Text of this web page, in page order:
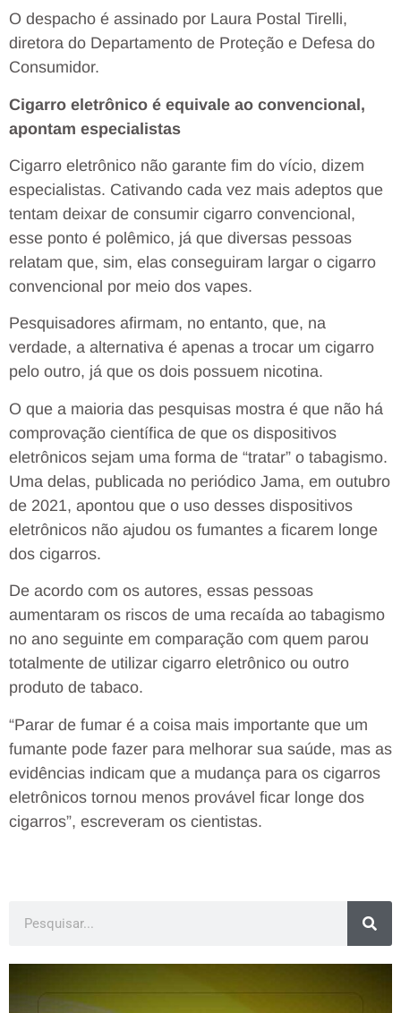
O despacho é assinado por Laura Postal Tirelli,
diretora do Departamento de Proteção e Defesa do
Consumidor.
Cigarro eletrônico é equivale ao convencional,
apontam especialistas
Cigarro eletrônico não garante fim do vício, dizem
especialistas. Cativando cada vez mais adeptos que
tentam deixar de consumir cigarro convencional,
esse ponto é polêmico, já que diversas pessoas
relatam que, sim, elas conseguiram largar o cigarro
convencional por meio dos vapes.
Pesquisadores afirmam, no entanto, que, na
verdade, a alternativa é apenas a trocar um cigarro
pelo outro, já que os dois possuem nicotina.
O que a maioria das pesquisas mostra é que não há
comprovação científica de que os dispositivos
eletrônicos sejam uma forma de “tratar” o tabagismo.
Uma delas, publicada no periódico Jama, em outubro
de 2021, apontou que o uso desses dispositivos
eletrônicos não ajudou os fumantes a ficarem longe
dos cigarros.
De acordo com os autores, essas pessoas
aumentaram os riscos de uma recaída ao tabagismo
no ano seguinte em comparação com quem parou
totalmente de utilizar cigarro eletrônico ou outro
produto de tabaco.
“Parar de fumar é a coisa mais importante que um
fumante pode fazer para melhorar sua saúde, mas as
evidências indicam que a mudança para os cigarros
eletrônicos tornou menos provável ficar longe dos
cigarros”, escreveram os cientistas.